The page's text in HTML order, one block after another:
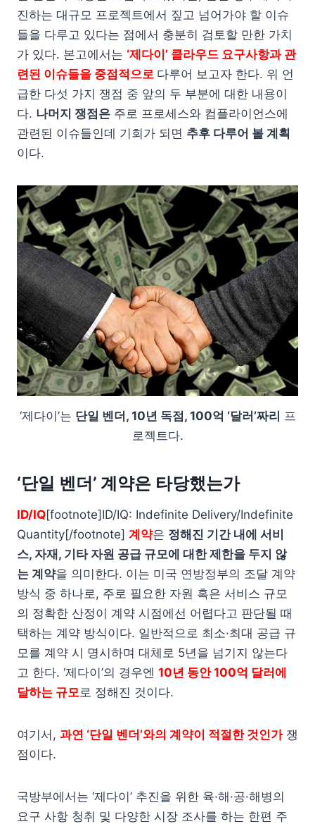
진하는 대규모 프로젝트에서 짚고 넘어가야 할 이슈
들을 다루고 있다는 점에서 충분히 검토할 만한 가치
가 있다. 본고에서는 ‘제다이’ 클라우드 요구사항과 관
련된 이슈들을 중점적으로 다루어 보고자 한다. 위 언
급한 다섯 가지 쟁점 중 앞의 두 부분에 대한 내용이
다. 나머지 쟁점은 주로 프로세스와 컴플라이언스에
관련된 이슈들인데 기회가 되면 추후 다루어 볼 계획
이다.
‘제다이’는 단일 벤더, 10년 독점, 100억 ‘달러’짜리 프
로젝트다.
‘단일 벤더’ 계약은 타당했는가
ID/IQ[footnote]ID/IQ: Indefinite Delivery/Indefinite
Quantity[/footnote] 계약은 정해진 기간 내에 서비
스, 자재, 기타 자원 공급 규모에 대한 제한을 두지 않
는 계약을 의미한다. 이는 미국 연방정부의 조달 계약
방식 중 하나로, 주로 필요한 자원 혹은 서비스 규모
의 정확한 산정이 계약 시점에선 어렵다고 판단될 때
택하는 계약 방식이다. 일반적으로 최소·최대 공급 규
모를 계약 시 명시하며 대체로 5년을 넘기지 않는다
고 한다. ‘제다이’의 경우엔 10년 동안 100억 달러에
달하는 규모 로 정해진 것이다.
여기서, 과연 ‘단일 벤더’와의 계약이 적절한 것인가쟁
점이다.
국방부에서는 ‘제다이’ 추진을 위한 육·해·공·해병의
요구 사항 청취 및 다양한 시장 조사를 하는 한편 주